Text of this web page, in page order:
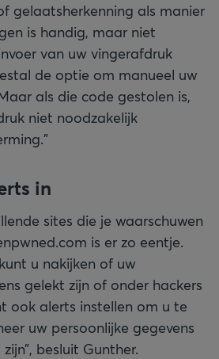
gelaatsherkenning als manier
is handig, maar niet
van uw vingerafdruk
de optie om manueel uw
als die code gestolen is,
niet noodzakelijk
in
sites die je waarschuwen
is er zo eentje.
u nakijken of uw
gelekt zijn of onder hackers
ook alerts instellen om u te
uw persoonlijke gegevens
besluit Gunther.